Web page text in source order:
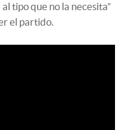
tipo que no la necesita”
el partido.